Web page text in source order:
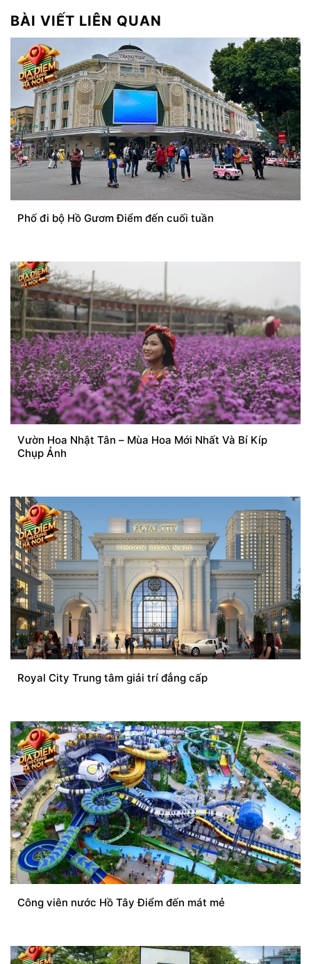
BÀI VIẾT LIÊN QUAN
Phố đi bộ Hồ Gươm Điểm đến cuối tuần
Vườn Hoa Nhật Tân – Mùa Hoa Mới Nhất Và Bí Kíp
Chụp Ảnh
Royal City Trung tâm giải trí đẳng cấp
Công viên nước Hồ Tây Điểm đến mát mẻ